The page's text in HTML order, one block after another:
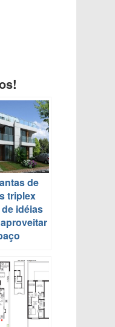
de
triplex
idéias